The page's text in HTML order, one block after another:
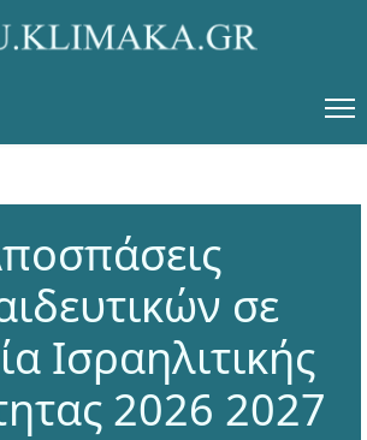
σε
Ισραηλιτικής
2026 2027